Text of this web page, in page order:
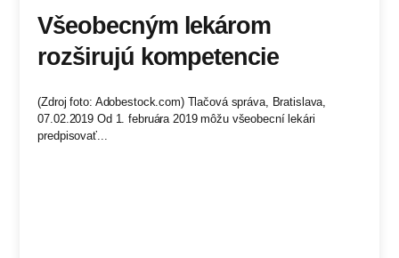
Všeobecným lekárom
rozširujú kompetencie
(Zdroj foto: Adobestock.com) Tlačová správa, Bratislava,
07.02.2019 Od 1. februára 2019 môžu všeobecní lekári
predpisovať...